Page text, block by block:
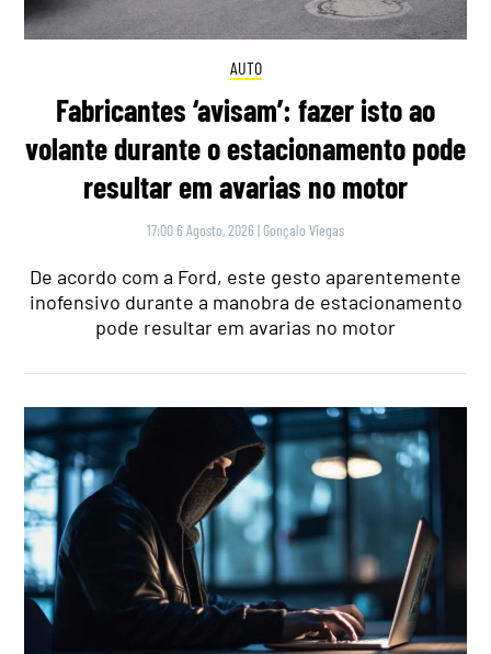
AUTO
Fabricantes ‘avisam’: fazer isto ao
volante durante o estacionamento pode
resultar em avarias no motor
17:00 6 Agosto, 2026 | Gonçalo Viegas
De acordo com a Ford, este gesto aparentemente
inofensivo durante a manobra de estacionamento
pode resultar em avarias no motor